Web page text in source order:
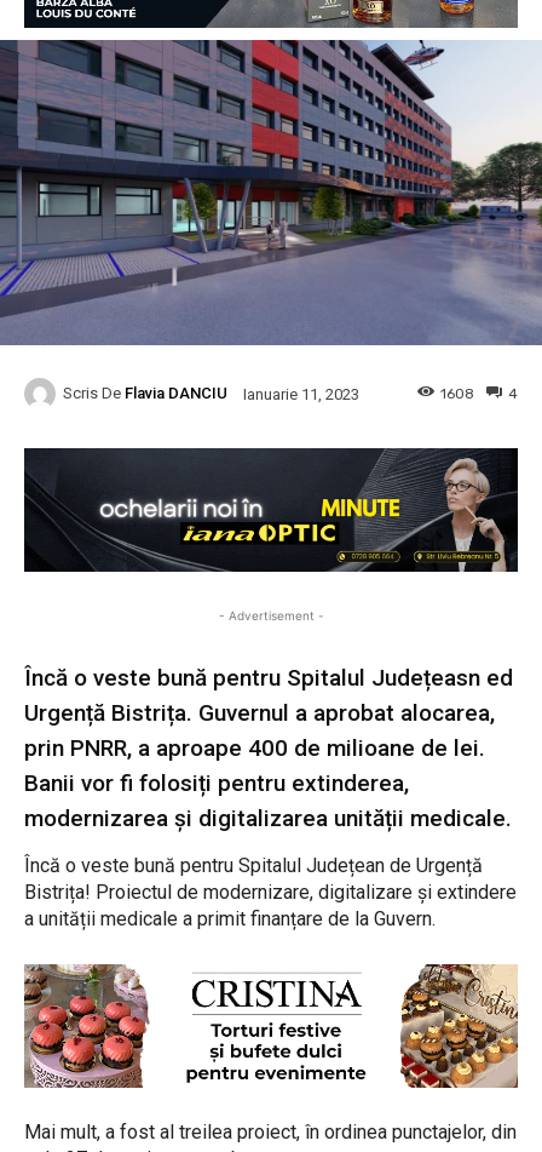
Scris De Flavia DANCIU Ianuarie 11, 2023 4
1608
- Advertisement -
Încă o veste bună pentru Spitalul Județeasn ed
Urgență Bistrița. Guvernul a aprobat alocarea,
prin PNRR, a aproape 400 de milioane de lei.
Banii vor fi folosiți pentru extinderea,
modernizarea și digitalizarea unității medicale.
Încă o veste bună pentru Spitalul Județean de Urgență
Bistrița! Proiectul de modernizare, digitalizare și extindere
a unității medicale a primit finanțare de la Guvern.
Mai mult, a fost al treilea proiect, în ordinea punctajelor, din